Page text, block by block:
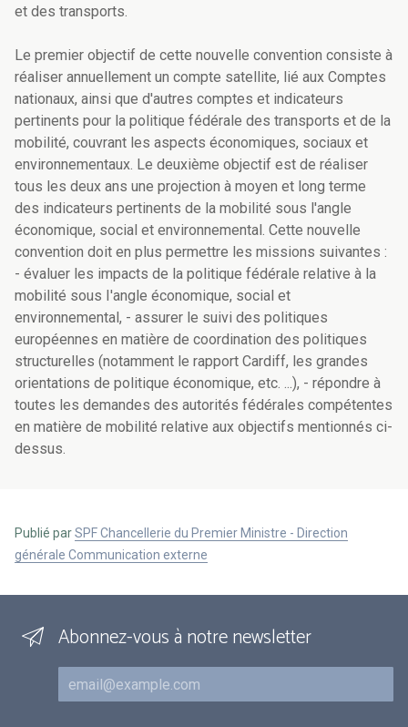
et des transports.
Le premier objectif de cette nouvelle convention consiste à
réaliser annuellement un compte satellite, lié aux Comptes
nationaux, ainsi que d'autres comptes et indicateurs
pertinents pour la politique fédérale des transports et de la
mobilité, couvrant les aspects économiques, sociaux et
environnementaux. Le deuxième objectif est de réaliser
tous les deux ans une projection à moyen et long terme
des indicateurs pertinents de la mobilité sous l'angle
économique, social et environnemental. Cette nouvelle
convention doit en plus permettre les missions suivantes :
- évaluer les impacts de la politique fédérale relative à la
mobilité sous I'angle économique, social et
environnemental, - assurer le suivi des politiques
européennes en matière de coordination des politiques
structurelles (notamment le rapport Cardiff, les grandes
orientations de politique économique, etc. ...), - répondre à
toutes les demandes des autorités fédérales compétentes
en matière de mobilité relative aux objectifs mentionnés ci-
dessus.
Publié parSPF Chancellerie du Premier Ministre - Direction
générale Communication externe
Abonnez-vous à notre newsletter
Courriel